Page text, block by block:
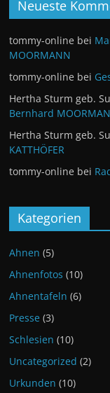
Neueste
tommy-online bei
MOORMANN
tommy-online bei
Hertha Sturm geb.
Bernhard
Hertha Sturm geb.
KATTHÖFER
tommy-online bei
Kategorien
Ahnen (5)
Ahnenfotos (10)
Ahnentafeln (6)
Presse (3)
Schlesien (10)
Uncategorized (2)
Urkunden (10)